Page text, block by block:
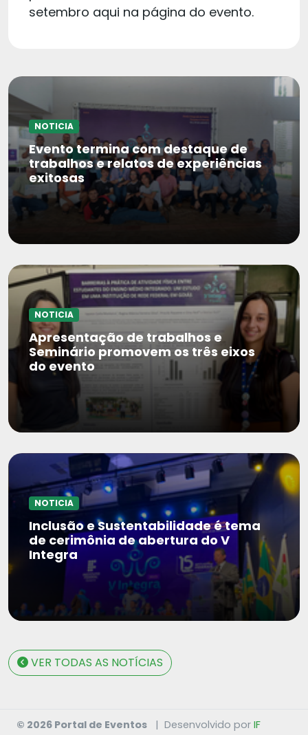
setembro aqui na página do evento.
NOTICIA
Evento termina com destaque de
trabalhos e relatos de experiências
exitosas
NOTICIA
Apresentação de trabalhos e
Seminário promovem os três eixos
do evento
NOTICIA
Inclusão e Sustentabilidade é tema
de cerimônia de abertura do V
Integra
VER TODAS AS NOTÍCIAS
© 2026 Portal de Eventos | Desenvolvido por IF